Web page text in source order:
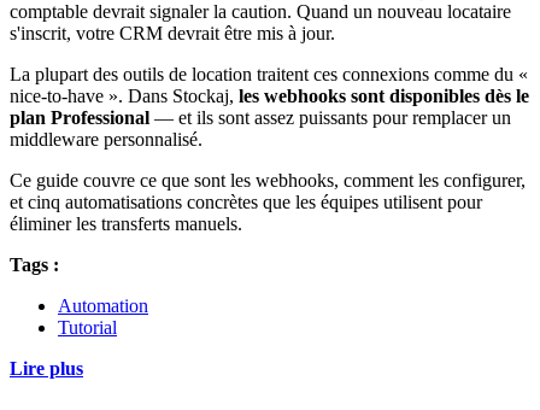
comptable devrait signaler la caution. Quand un nouveau locataire
s'inscrit, votre CRM devrait être mis à jour.
La plupart des outils de location traitent ces connexions comme du «
nice-to-have ». Dans Stockaj, les webhooks sont disponibles dès le
plan Professional — et ils sont assez puissants pour remplacer un
middleware personnalisé.
Ce guide couvre ce que sont les webhooks, comment les configurer,
et cinq automatisations concrètes que les équipes utilisent pour
éliminer les transferts manuels.
Tags :
Automation
Tutorial
Lire plus